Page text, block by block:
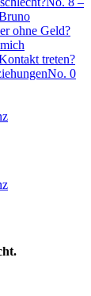
ohne Geld?
treten?
No. 0